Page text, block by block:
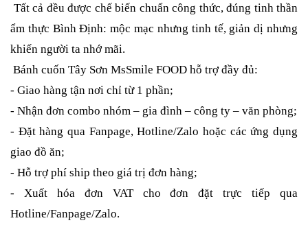
Tất cả đều được chế biến chuẩn công thức, đúng tinh thần
ẩm thực Bình Định: mộc mạc nhưng tinh tế, giản dị nhưng
khiến người ta nhớ mãi.
Bánh cuốn Tây Sơn MsSmile FOOD hỗ trợ đầy đủ:
- Giao hàng tận nơi chỉ từ 1 phần;
- Nhận đơn combo nhóm – gia đình – công ty – văn phòng;
- Đặt hàng qua Fanpage, Hotline/Zalo hoặc các ứng dụng
giao đồ ăn;
- Hỗ trợ phí ship theo giá trị đơn hàng;
- Xuất hóa đơn VAT cho đơn đặt trực tiếp qua
Hotline/Fanpage/Zalo.